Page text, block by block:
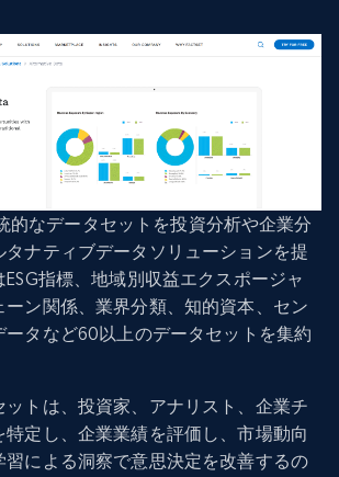
的なデータセットを投資分析や企業分
ナティブデータソリューションを提
指標、地域別収益エクスポージャ
ーン関係、業界分類、知的資本、セン
ータなど60以上のデータセットを集約
ットは、投資家、アナリスト、企業チ
特定し、企業業績を評価し、市場動向
習による洞察で意思決定を改善するの